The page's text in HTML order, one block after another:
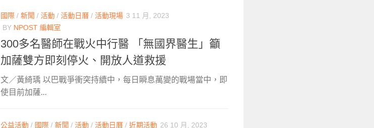
國際 / 新聞 / 活動 / 活動日曆 / 活動現場 3 11 月, 2023
BY NPOST 編輯室
300多名醫師在戰火中行醫 「無國界醫生」籲
加薩雙方即刻停火、開放人道救援
文／黃綺瑀 以巴戰爭衝突持續中，每日瞬息萬變的戰場當中，即
使目前加薩...
公益活動 / 國際 / 新聞 / 活動 / 活動日曆 / 近期活動 26 10 月, 2023